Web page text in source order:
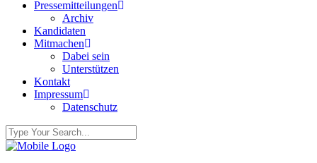
Pressemitteilungen
Archiv
Kandidaten
Mitmachen
Dabei sein
Unterstützen
Kontakt
Impressum
Datenschutz